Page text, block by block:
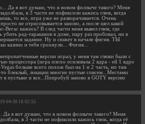
Да я вот думаю, что в новом фоллыче такого? Меня
в 3 части не пофиксили кажись глюк, когда
то все, игра уже не разворачивается. Очень
не отрисовывается заново, а после шел какой
Вегас кажись? В след части меня вывел глюк, где
убить рад-тараканов в доме, пару раз пробовал, ни в
задание. Ну и сюжет в начале фигня. ТЫ
казино и тебя грохнули... Фигня...
версии играл, у меня там глюки были с
процессора (игра плохо осиливала 2 ядра - ей 1 ядро
больше всего похож был на 1 и 2 часть, но там
блеклый, локации многие пустые совсем...Местами
в пустыне и все...Попробуй заново в GOTY версию
04-30 18:02:55
Да я вот думаю, что в новом фоллыче такого? Меня
в 3 части не пофиксили кажись глюк, когда её